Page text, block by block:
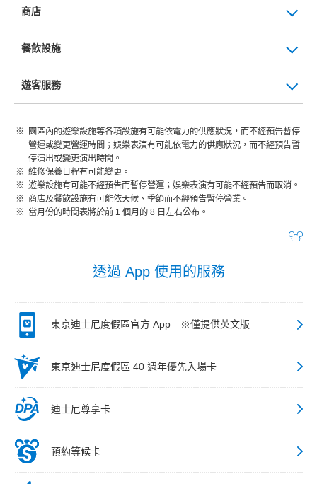
商店
餐飲設施
遊客服務
園區內的遊樂設施等各項設施有可能依電力的供應狀況，而不經預告暫停
營運或變更營運時間；娛樂表演有可能依電力的供應狀況，而不經預告暫
停演出或變更演出時間。
維修保養日程有可能變更。
遊樂設施有可能不經預告而暫停營運；娛樂表演有可能不經預告而取消。
商店及餐飲設施有可能依天候、季節而不經預告暫停營業。
當月份的時間表將於前 1 個月的 8 日左右公布。
透過 App 使用的服務
東京迪士尼度假區官方 App ※僅提供英文版
東京迪士尼度假區 40 週年優先入場卡
迪士尼尊享卡
預約等候卡